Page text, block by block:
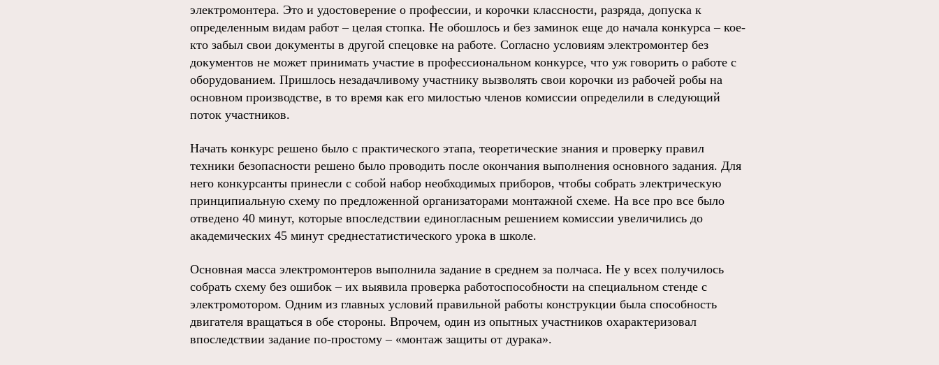
электромонтера. Это и удостоверение о профессии, и корочки классности, разряда, допуска к
определенным видам работ – целая стопка. Не обошлось и без заминок еще до начала конкурса – кое-
кто забыл свои документы в другой спецовке на работе. Согласно условиям электромонтер без
документов не может принимать участие в профессиональном конкурсе, что уж говорить о работе с
оборудованием. Пришлось незадачливому участнику вызволять свои корочки из рабочей робы на
основном производстве, в то время как его милостью членов комиссии определили в следующий
поток участников.
Начать конкурс решено было с практического этапа, теоретические знания и проверку правил
техники безопасности решено было проводить после окончания выполнения основного задания. Для
него конкурсанты принесли с собой набор необходимых приборов, чтобы собрать электрическую
принципиальную схему по предложенной организаторами монтажной схеме. На все про все было
отведено 40 минут, которые впоследствии единогласным решением комиссии увеличились до
академических 45 минут среднестатистического урока в школе.
Основная масса электромонтеров выполнила задание в среднем за полчаса. Не у всех получилось
собрать схему без ошибок – их выявила проверка работоспособности на специальном стенде с
электромотором. Одним из главных условий правильной работы конструкции была способность
двигателя вращаться в обе стороны. Впрочем, один из опытных участников охарактеризовал
впоследствии задание по-простому – «монтаж защиты от дурака».